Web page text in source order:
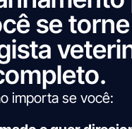
se
importa se você: